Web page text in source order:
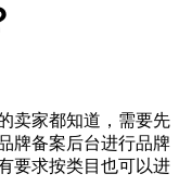
卖家都知道，需要先
牌备案后台进行品牌
要求按类目也可以进